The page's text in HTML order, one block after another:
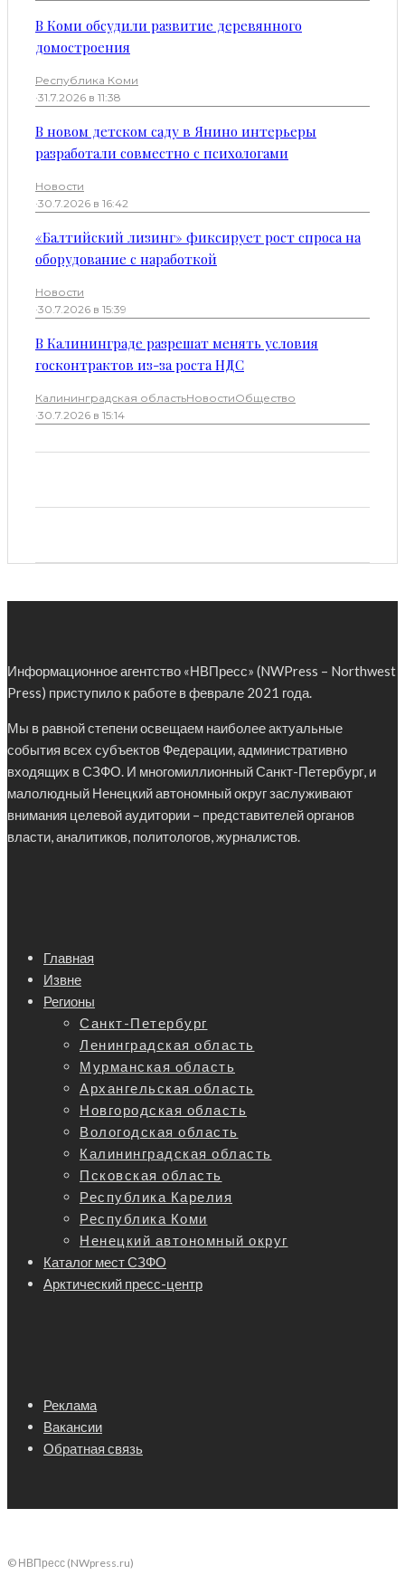
В Коми обсудили развитие деревянного
домостроения
Республика Коми
·31.7.2026 в 11:38
В новом детском саду в Янино интерьеры
разработали совместно с психологами
Новости
·30.7.2026 в 16:42
«Балтийский лизинг» фиксирует рост спроса на
оборудование с наработкой
Новости
·30.7.2026 в 15:39
В Калининграде разрешат менять условия
госконтрактов из-за роста НДС
Калининградская областьНовостиОбщество
·30.7.2026 в 15:14
Информационное агентство «НВПресс» (NWPress – Northwest
Press) приступило к работе в феврале 2021 года.
Мы в равной степени освещаем наиболее актуальные
события всех субъектов Федерации, административно
входящих в СЗФО. И многомиллионный Санкт-Петербург, и
малолюдный Ненецкий автономный округ заслуживают
внимания целевой аудитории – представителей органов
власти, аналитиков, политологов, журналистов.
Главная
Извне
Регионы
Санкт-Петербург
Ленинградская область
Мурманская область
Архангельская область
Новгородская область
Вологодская область
Калининградская область
Псковская область
Республика Карелия
Республика Коми
Ненецкий автономный округ
Каталог мест СЗФО
Арктический пресс-центр
Реклама
Вакансии
Обратная связь
© НВПресс (NWpress.ru)